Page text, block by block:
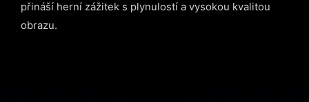
přináší herní zážitek s plynulostí a vysokou kvalitou
obrazu.